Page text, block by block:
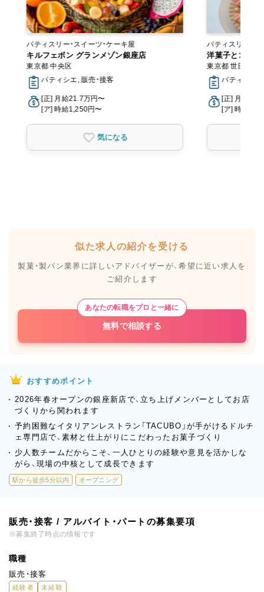
パティスリー・スイーツ・ケーキ屋
キルフェボン グランメゾン銀座店
東京都 中央区
パティシエ, 販売・接客
[正] 月給21.7万円〜
[ア] 時給1,250円〜
気になる
パティスリー・スイーツ
トラン
洋菓子とコー
東京都 世田谷区
パティシエ,
[正] 月給20
[ア] 時給
似た求人の紹介を受ける
製菓・製パン業界に詳しいアドバイザーが、希望に近い求人を
ご紹介します
あなたの転職をプロと一緒に
無料で相談する
おすすめポイント
2026年春オープンの銀座新店で、立ち上げメンバーとしてお店
づくりから関われます
予約困難なイタリアンレストラン「TACUBO」が手がけるドルチ
ェ専門店で、素材と仕上がりにこだわったお菓子づくり
少人数チームだからこそ、一人ひとりの経験や意見を活かしな
がら、現場の中核として成長できます
駅から徒歩5分以内 オープニング
販売・接客 / アルバイト・パートの募集要項
※募集終了時点の情報です
職種
販売・接客
経験者 未経験